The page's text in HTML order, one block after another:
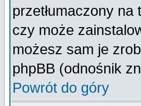
przetłumaczony
czy może
możesz sam je
phpBB (odnośnik
Powrót do góry